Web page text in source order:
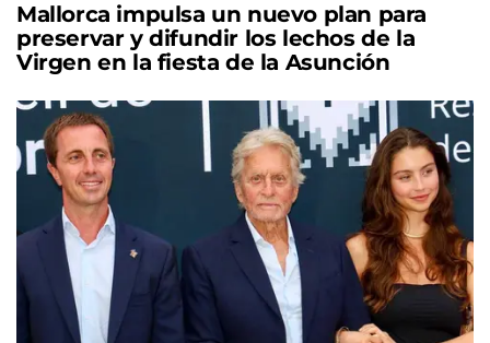
Mallorca impulsa un nuevo plan para
preservar y difundir los lechos de la
Virgen en la fiesta de la Asunción